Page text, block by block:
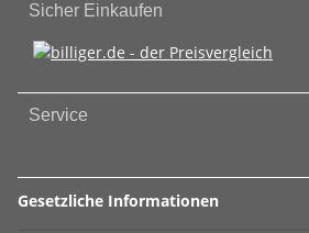
Sicher Einkaufen
Service
Gesetzliche Informationen